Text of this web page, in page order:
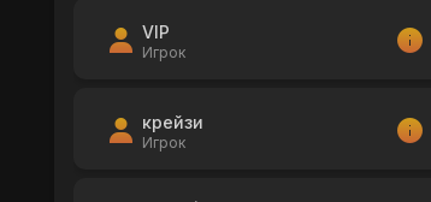
VIР
Игрок
крейзи
Игрок